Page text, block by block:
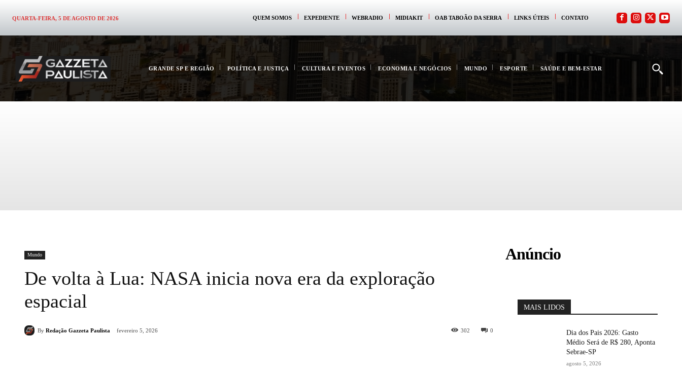
QUARTA-FEIRA, 5 DE AGOSTO DE 2026 QUEM SOMOS EXPEDIENTE WEBRADIO MIDIAKIT OAB TABOÃO DA SERRA LINKS ÚTEIS CONTATO
GRANDE SP E REGIÃO POLÍTICA E JUSTIÇA CULTURA E EVENTOS ECONOMIA E NEGÓCIOS MUNDO ESPORTE SAÚDE E BEM-ESTAR
Mundo
De volta à Lua: NASA inicia nova era da exploração
espacial
By Redação Gazzeta Paulista fevereiro 5, 2026 0
302
Anúncio
MAIS LIDOS
Dia dos Pais 2026: Gasto
Médio Será de R$ 280, Aponta
Sebrae-SP
agosto 5, 2026